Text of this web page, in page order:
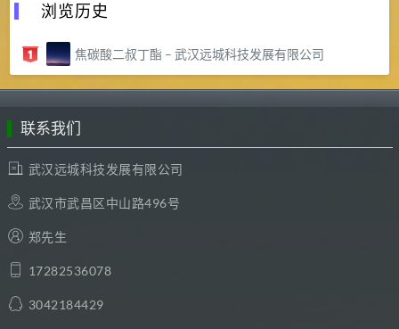
浏览历史
焦碳酸二叔丁酯 – 武汉远城科技发展有限公司
联系我们
武汉远城科技发展有限公司
武汉市武昌区中山路496号
郑先生
17282536078
3042184429